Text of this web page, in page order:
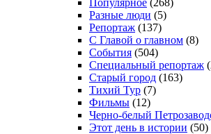
Разные люди (5)
Репортаж (137)
С Главой о главном (8)
События (504)
Специальный репортаж
Старый город (163)
Тихий Тур (7)
Фильмы (12)
Черно-белый
Этот день в истории (50)